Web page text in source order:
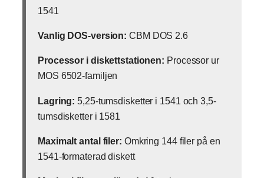
1541
Vanlig DOS-version: CBM DOS 2.6
Processor i diskettstationen: Processor ur
MOS 6502-familjen
Lagring: 5,25-tumsdisketter i 1541 och 3,5-
tumsdisketter i 1581
Maximalt antal filer: Omkring 144 filer på en
1541-formaterad diskett